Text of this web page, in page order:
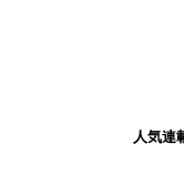
人気連